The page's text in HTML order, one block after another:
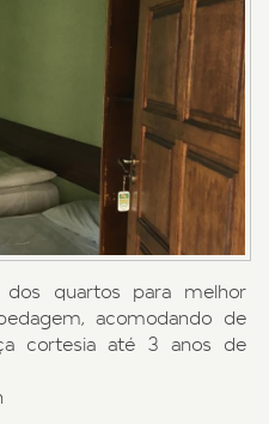
dos quartos para melhor
acomodando de
cortesia até 3 anos de